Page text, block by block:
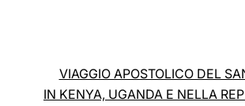
VIAGGIO APOSTOLICO DEL
IN KENYA, UGANDA E NELLA